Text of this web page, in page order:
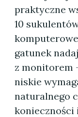
praktyczne
10
gatunek
z monitorem
niskie
naturalnego
konieczności